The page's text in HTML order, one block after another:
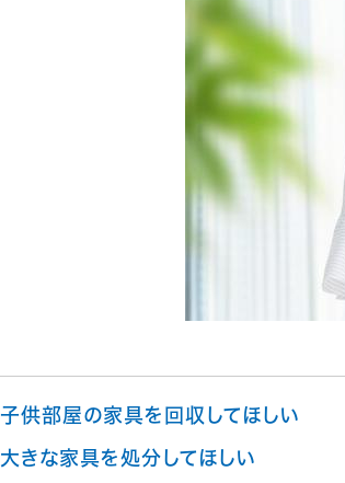
子供部屋の家具を回収してほしい
大きな家具を処分してほしい